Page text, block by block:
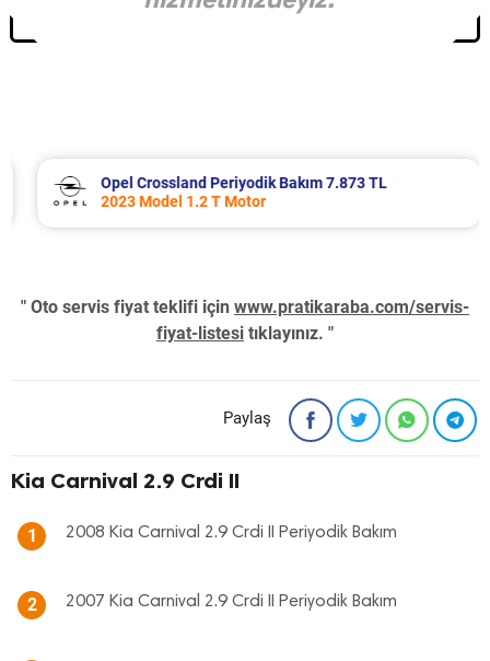
Opel Crossland Periyodik Bakım 7.873 TL
2023 Model 1.2 T Motor
" Oto servis fiyat teklifi için www.pratikaraba.com/servis-
fiyat-listesi tıklayınız. "
Paylaş
Kia Carnival 2.9 Crdi II
1 2008 Kia Carnival 2.9 Crdi II Periyodik Bakım
2 2007 Kia Carnival 2.9 Crdi II Periyodik Bakım